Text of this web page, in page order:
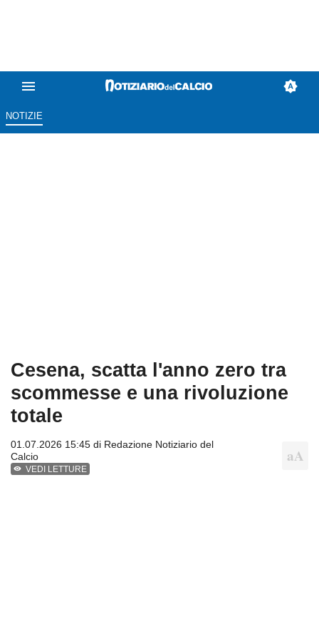
NOTIZIE
Cesena, scatta l'anno zero tra
scommesse e una rivoluzione
totale
01.07.2026 15:45 di Redazione Notiziario del
Calcio
VEDI LETTURE